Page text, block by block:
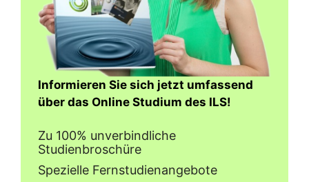
Informieren Sie sich jetzt umfassend
über das Online Studium des ILS!
Zu 100% unverbindliche
Studienbroschüre
Spezielle Fernstudienangebote